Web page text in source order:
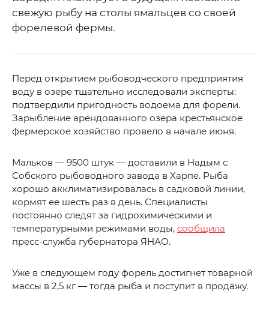
свежую рыбу на столы ямальцев со своей
форелевой фермы.
Перед открытием рыбоводческого предприятия
воду в озере тщательно исследовали эксперты:
подтвердили пригодность водоема для форели.
Зарыбление арендованного озера крестьянское
фермерское хозяйство провело в начале июня.
Мальков — 9500 штук — доставили в Надым с
Собского рыбоводного завода в Харпе. Рыба
хорошо акклиматизировалась в садковой линии,
кормят ее шесть раз в день. Специалисты
постоянно следят за гидрохимическими и
температурными режимами воды, сообщила
пресс-служба губернатора ЯНАО.
Уже в следующем году форель достигнет товарной
массы в 2,5 кг — тогда рыба и поступит в продажу.